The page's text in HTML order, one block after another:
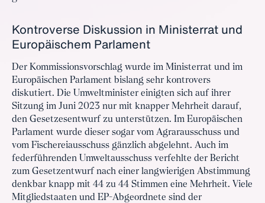
Kontroverse Diskussion in Ministerrat und
Europäischem Parlament
Der Kommissionsvorschlag wurde im Ministerrat und im
Europäischen Parlament bislang sehr kontrovers
diskutiert. Die Umweltminister einigten sich auf ihrer
Sitzung im Juni 2023 nur mit knapper Mehrheit darauf,
den Gesetzesentwurf zu unterstützen. Im Europäischen
Parlament wurde dieser sogar vom Agrarausschuss und
vom Fischereiausschuss gänzlich abgelehnt. Auch im
federführenden Umweltausschuss verfehlte der Bericht
zum Gesetzentwurf nach einer langwierigen Abstimmung
denkbar knapp mit 44 zu 44 Stimmen eine Mehrheit. Viele
Mitgliedstaaten und EP-Abgeordnete sind der